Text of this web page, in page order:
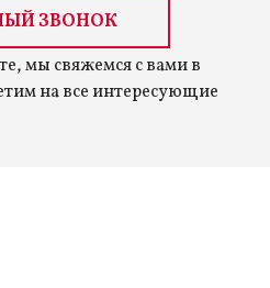
ЗВОНОК
мы свяжемся с вами в
на все интересующие